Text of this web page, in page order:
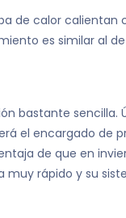
de calor
es similar al
bastante
el encargado de
de que en
muy rápido y su